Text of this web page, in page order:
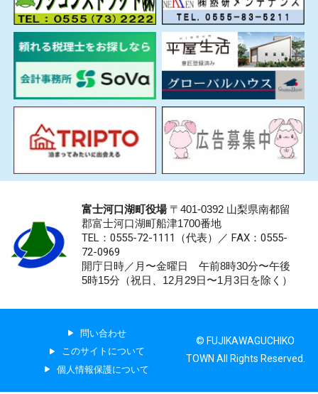
富士河口湖町役場〒401-0392 山梨県南都留
郡富士河口湖町船津1700番地
TEL：0555-72-1111 （代表）／ FAX：0555-
72-0969
開庁日時／月〜金曜日 午前8時30分〜午後
5時15分（祝日、12月29日〜1月3日を除く）
問い合わせ
このサイトについて
個人情報保護について
© FUJIKAWAGUCHIKO
TOWN All Rights Reserved.